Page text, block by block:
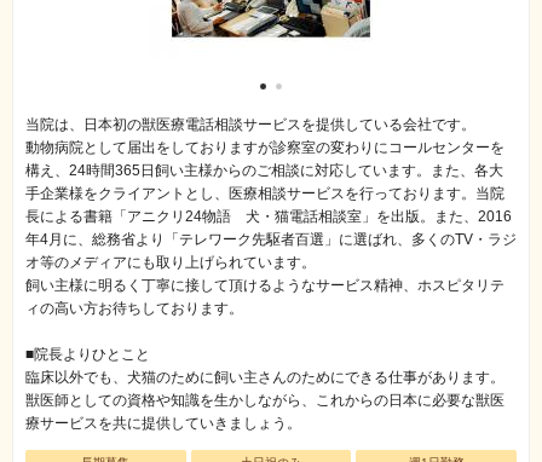
当院は、日本初の獣医療電話相談サービスを提供している会社です。
動物病院として届出をしておりますが診察室の変わりにコールセンターを
構え、24時間365日飼い主様からのご相談に対応しています。また、各大
手企業様をクライアントとし、医療相談サービスを行っております。当院
長による書籍「アニクリ24物語 犬・猫電話相談室」を出版。また、2016
年4月に、総務省より「テレワーク先駆者百選」に選ばれ、多くのTV・ラジ
オ等のメディアにも取り上げられています。
飼い主様に明るく丁寧に接して頂けるようなサービス精神、ホスピタリテ
ィの高い方お待ちしております。
■院長よりひとこと
臨床以外でも、犬猫のために飼い主さんのためにできる仕事があります。
獣医師としての資格や知識を生かしながら、これからの日本に必要な獣医
療サービスを共に提供していきましょう。